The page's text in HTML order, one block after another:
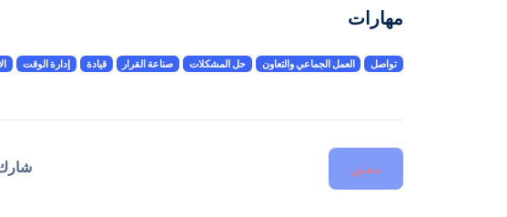
مهارات
تواصل العمل الجماعي والتعاون حل المشكلات صناعة القرار قيادة إدارة الوقت
مغلق